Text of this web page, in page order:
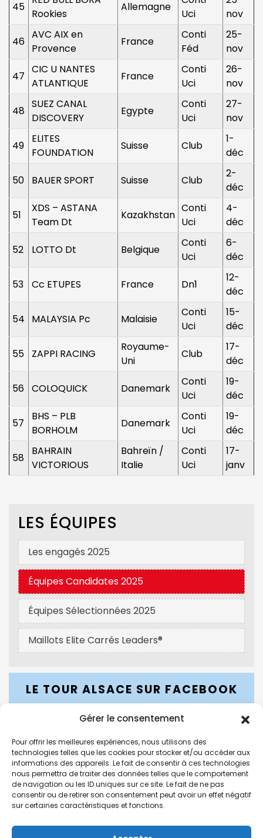
Gérer le consentement
Pour offrir les meilleures expériences, nous utilisons des
technologies telles que les cookies pour stocker et/ou accéder aux
informations des appareils. Le fait de consentir à ces technologies
nous permettra de traiter des données telles que le comportement
de navigation ou les ID uniques sur ce site. Le fait de ne pas
consentir ou de retirer son consentement peut avoir un effet négatif
sur certaines caractéristiques et fonctions.
45
Rookies
Allemagne
Uci
nov
46
AVC AIX en
Provence
France
Conti
Féd
25-
nov
47
CIC U NANTES
ATLANTIQUE
France
Conti
Uci
26-
nov
48
SUEZ CANAL
DISCOVERY
Egypte
Conti
Uci
27-
nov
49
ELITES
FOUNDATION
Suisse Club
1-
déc
50 BAUER SPORT Suisse Club
2-
déc
51
XDS – ASTANA
Team Dt
Kazakhstan
Conti
Uci
4-
déc
52 LOTTO Dt Belgique
Conti
Uci
6-
déc
53 Cc ETUPES France Dn1
12-
déc
54 MALAYSIA Pc Malaisie
Conti
Uci
15-
déc
55 ZAPPI RACING
Royaume-
Uni
Club
17-
déc
56 COLOQUICK Danemark
Conti
Uci
19-
déc
57
BHS – PLB
BORHOLM
Danemark
Conti
Uci
19-
déc
58
BAHRAIN
VICTORIOUS
Bahreïn /
Italie
Conti
Uci
17-
janv
LES ÉQUIPES
Les engagés 2025
Équipes Candidates 2025
Équipes Sélectionnées 2025
Maillots Elite Carrés Leaders®
LE TOUR ALSACE SUR FACEBOOK
LE TOUR ALSACE SUR INSTAGRAM